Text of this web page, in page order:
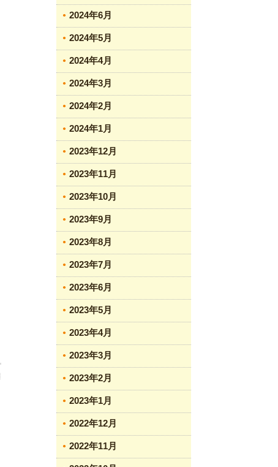
2024年6月
2024年5月
2024年4月
2024年3月
2024年2月
2024年1月
2023年12月
2023年11月
2023年10月
2023年9月
2023年8月
2023年7月
2023年6月
2023年5月
2023年4月
2023年3月
2023年2月
2023年1月
2022年12月
2022年11月